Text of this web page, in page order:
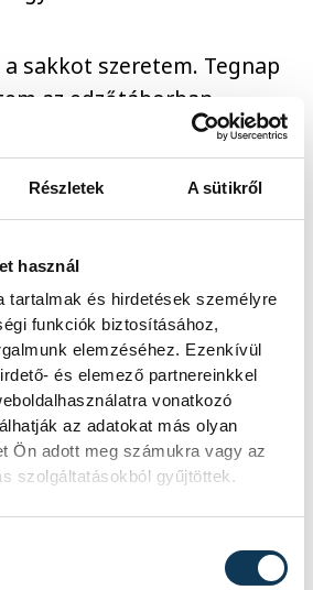
Részletek A sütikről
használ
tartalmak és hirdetések személyre
funkciók biztosításához,
elemzéséhez. Ezenkívül
és elemező partnereinkkel
vonatkozó
az adatokat más olyan
Ön adott meg számukra vagy az
szolgáltatásokból gyűjtöttek.
sakkot szeretem. Tegnap
az edzőtáborban.
milyen lapot kapsz,
ezért inkább a
- mondta Yakin, aki
ahogy azt ők akarták.
hosszú
hogy az első gólt
kezdő volt, szerinte
sem számított rá, de
hogy fontos szerepe
Aebischer, akinek kiváló